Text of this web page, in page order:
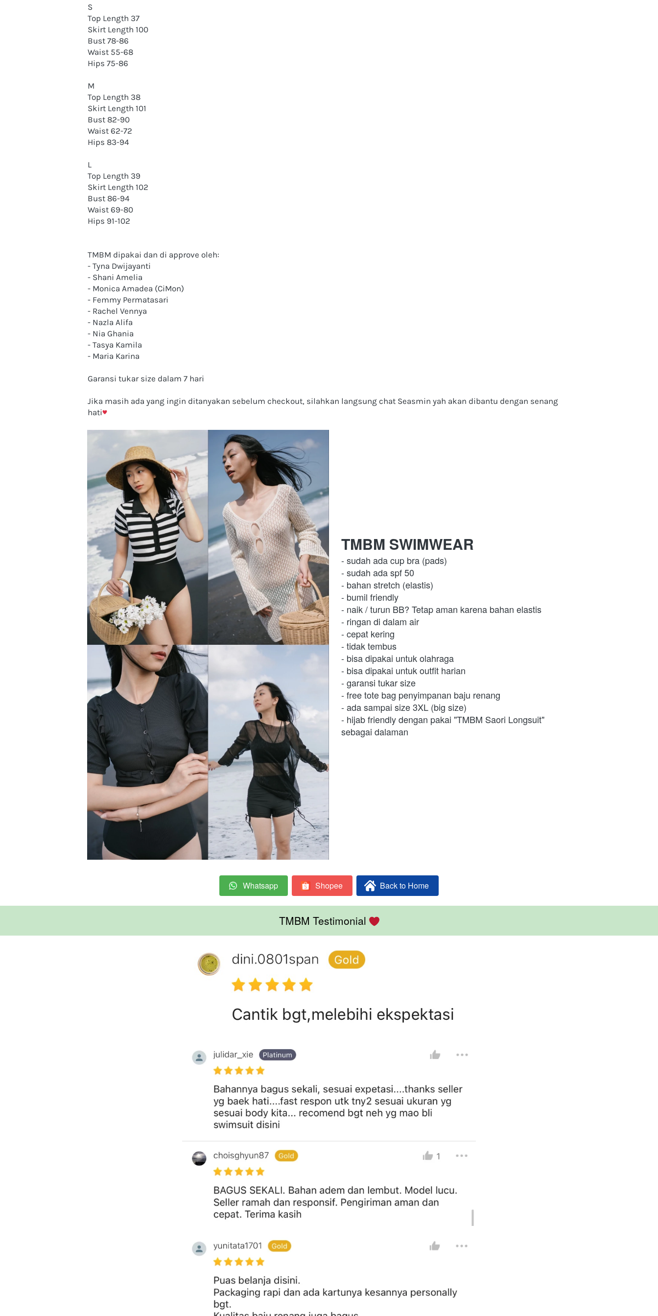
S
Top Length 37
Skirt Length 100
Bust 78-86
Waist 55-68
Hips 75-86
M
Top Length 38
Skirt Length 101
Bust 82-90
Waist 62-72
Hips 83-94
L
Top Length 39
Skirt Length 102
Bust 86-94
Waist 69-80
Hips 91-102
TMBM dipakai dan di approve oleh:
- Tyna Dwijayanti
- Shani Amelia
- Monica Amadea (CiMon)
- Femmy Permatasari
- Rachel Vennya
- Nazla Alifa
- Nia Ghania
- Tasya Kamila
- Maria Karina
Garansi tukar size dalam 7 hari
Jika masih ada yang ingin ditanyakan sebelum checkout, silahkan langsung chat Seasmin yah akan dibantu dengan senang
hati
TMBM SWIMWEAR
- sudah ada cup bra (pads)
- sudah ada spf 50
- bahan stretch (elastis)
- bumil friendly
- naik / turun BB? Tetap aman karena bahan elastis
- ringan di dalam air
- cepat kering
- tidak tembus
- bisa dipakai untuk olahraga
- bisa dipakai untuk outfit harian
- garansi tukar size
- free tote bag penyimpanan baju renang
- ada sampai size 3XL (big size)
- hijab friendly dengan pakai "TMBM Saori Longsuit"
sebagai dalaman
` Whatsapp ` Shopee ` Back to Home
TMBM Testimonial